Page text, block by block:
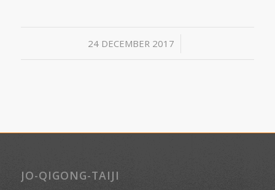
24 DECEMBER 2017
/
JO-QIGONG-TAIJI